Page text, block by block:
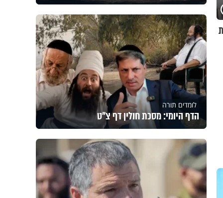
לומדים תורה
הדף היומי: מסכת חולין דף צ"ט